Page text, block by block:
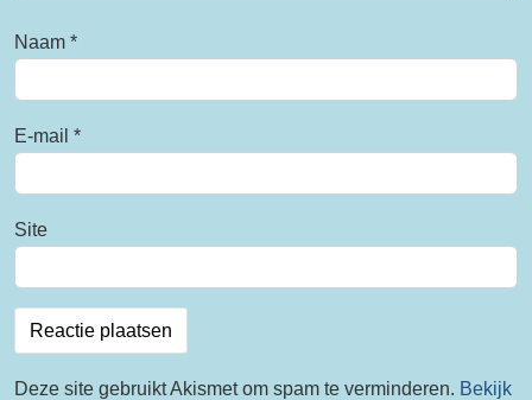
Naam *
E-mail *
Site
Deze site gebruikt Akismet om spam te verminderen. Bekijk